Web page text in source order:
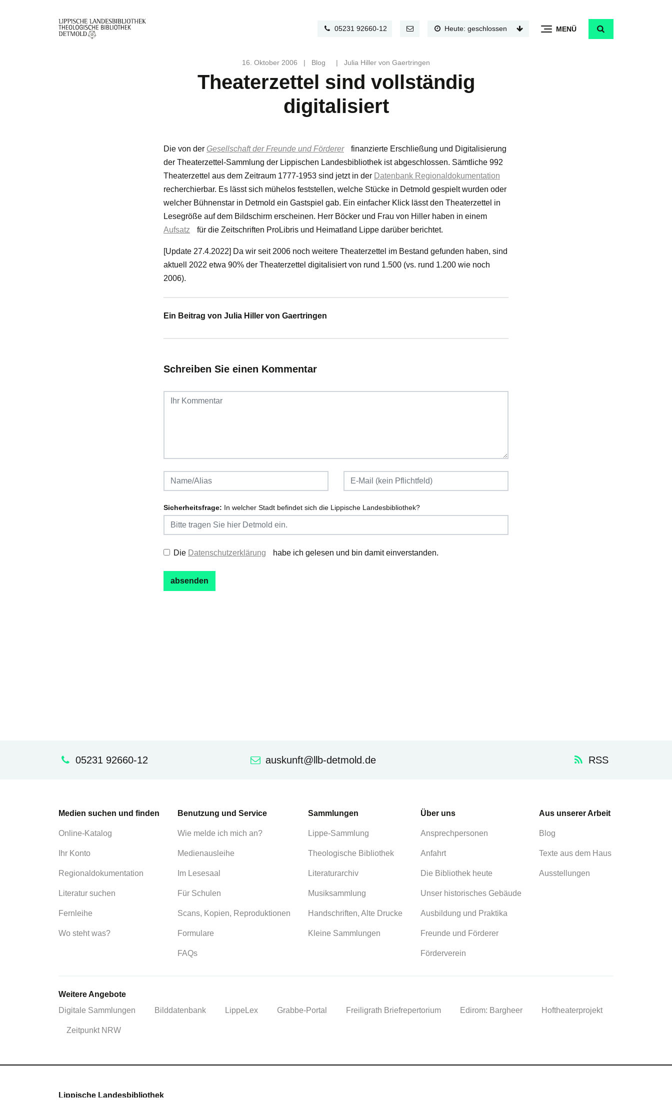
05231 92660-12 Heute: geschlossen MENÜ
16. Oktober 2006 | Blog | Julia Hiller von Gaertringen
Theaterzettel sind vollständig
digitalisiert
Die von der Gesellschaft der Freunde und Förderer
finanzierte Erschließung und Digitalisierung
der Theaterzettel-Sammlung der Lippischen Landesbibliothek ist abgeschlossen. Sämtliche 992
Theaterzettel aus dem Zeitraum 1777-1953 sind jetzt in der Datenbank Regionaldokumentation
recherchierbar. Es lässt sich mühelos feststellen, welche Stücke in Detmold gespielt wurden oder
welcher Bühnenstar in Detmold ein Gastspiel gab. Ein einfacher Klick lässt den Theaterzettel in
Lesegröße auf dem Bildschirm erscheinen. Herr Böcker und Frau von Hiller haben in einem
Aufsatz
für die Zeitschriften ProLibris und Heimatland Lippe darüber berichtet.
[Update 27.4.2022] Da wir seit 2006 noch weitere Theaterzettel im Bestand gefunden haben, sind
aktuell 2022 etwa 90% der Theaterzettel digitalisiert von rund 1.500 (vs. rund 1.200 wie noch
2006).
Ein Beitrag von Julia Hiller von Gaertringen
Schreiben Sie einen Kommentar
Sicherheitsfrage: In welcher Stadt befindet sich die Lippische Landesbibliothek?
Die Datenschutzerklärung habe ich gelesen und bin damit einverstanden.
05231 92660-12 auskunft@llb-detmold.de RSS
Medien suchen und finden
Online-Katalog
Ihr Konto
Regionaldokumentation
Literatur suchen
Fernleihe
Wo steht was?
Benutzung und Service
Wie melde ich mich an?
Medienausleihe
Im Lesesaal
Für Schulen
Scans, Kopien, Reproduktionen
Formulare
FAQs
Sammlungen
Lippe-Sammlung
Theologische Bibliothek
Literaturarchiv
Musiksammlung
Handschriften, Alte Drucke
Kleine Sammlungen
Über uns
Ansprechpersonen
Anfahrt
Die Bibliothek heute
Unser historisches Gebäude
Ausbildung und Praktika
Freunde und Förderer
Förderverein
Aus unserer Arbeit
Blog
Texte aus dem Haus
Ausstellungen
Weitere Angebote
Digitale Sammlungen
Bilddatenbank LippeLex Grabbe-Portal Freiligrath Briefrepertorium Edirom: Bargheer Hoftheaterprojekt
Zeitpunkt NRW
Lippische Landesbibliothek